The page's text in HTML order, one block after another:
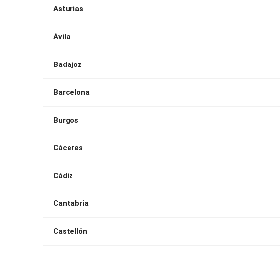
Asturias
Ávila
Badajoz
Barcelona
Burgos
Cáceres
Cádiz
Cantabria
Castellón